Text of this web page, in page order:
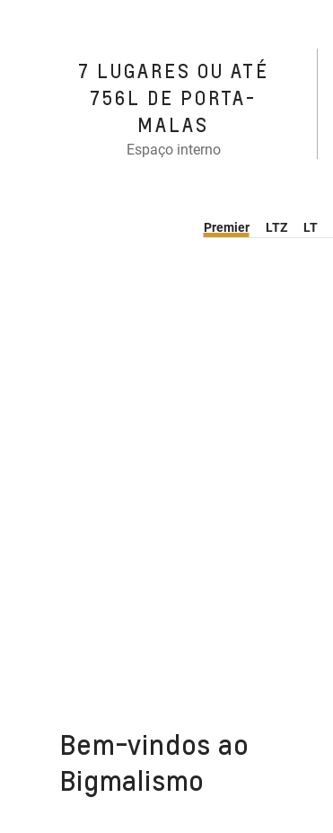
7 LUGARES OU ATÉ
756L DE PORTA-
MALAS
Espaço interno
Premier LTZ LT
Bem-vindos ao
Bigmalismo